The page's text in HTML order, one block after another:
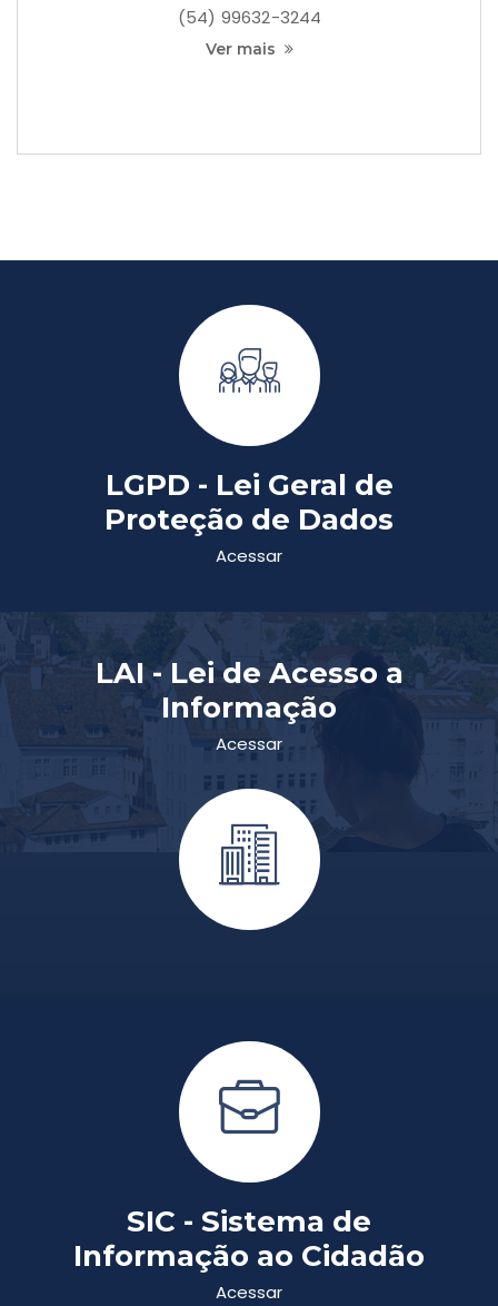
(54) 99632-3244
Ver mais
LGPD - Lei Geral de
Proteção de Dados
Acessar
LAI - Lei de Acesso a
Informação
Acessar
SIC - Sistema de
Informação ao Cidadão
Acessar